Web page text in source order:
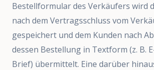
Bestellformular des Verkäufers wird
nach dem Vertragsschluss vom
gespeichert und dem Kunden nach
dessen Bestellung in Textform (z. B.
Brief) übermittelt. Eine darüber